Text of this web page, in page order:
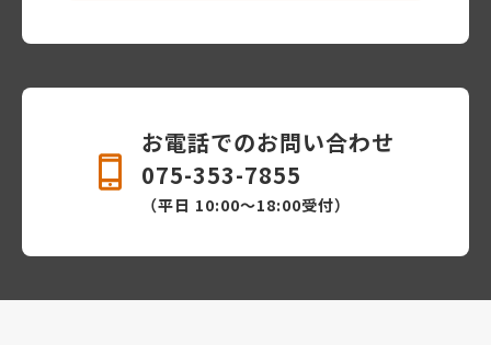
お電話でのお問い合わせ
075-353-7855
（平日 10:00〜18:00受付）